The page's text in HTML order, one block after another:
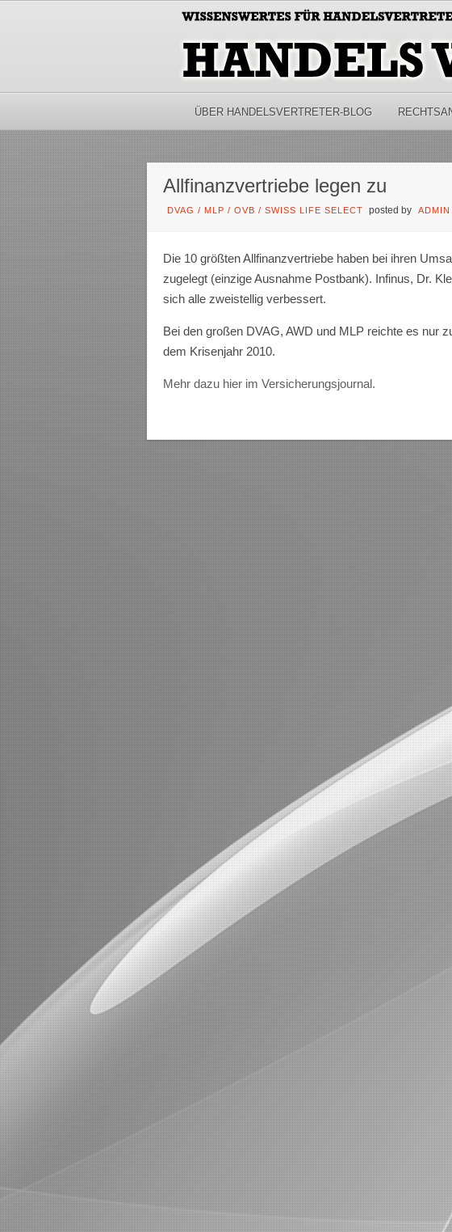
ÜBER HANDELSVERTRETER-BLOG
Allfinanzvertriebe legen zu
DVAG / MLP /OVB /SWISS LIFE SELECT posted by ADMIN
Die 10 größten Allfinanzvertriebe haben bei ihren
zugelegt (einzige Ausnahme Postbank). Infinus, Dr.
sich alle zweistellig verbessert.
Bei den großen DVAG, AWD und MLP reichte es nur
dem Krisenjahr 2010.
Mehr dazu hier im Versicherungsjournal.